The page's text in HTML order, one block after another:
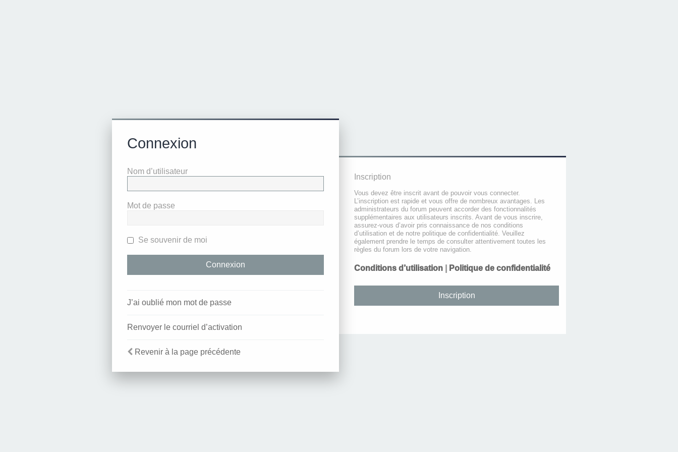
Connexion
Nom d’utilisateur
Mot de passe
Se souvenir de moi
J’ai oublié mon mot de passe
Renvoyer le courriel d’activation
Revenir à la page précédente
Inscription
Vous devez être inscrit avant de pouvoir vous connecter.
L’inscription est rapide et vous offre de nombreux avantages. Les
administrateurs du forum peuvent accorder des fonctionnalités
supplémentaires aux utilisateurs inscrits. Avant de vous inscrire,
assurez-vous d’avoir pris connaissance de nos conditions
d’utilisation et de notre politique de confidentialité. Veuillez
également prendre le temps de consulter attentivement toutes les
règles du forum lors de votre navigation.
Conditions d’utilisation Politique de confidentialité
Inscription